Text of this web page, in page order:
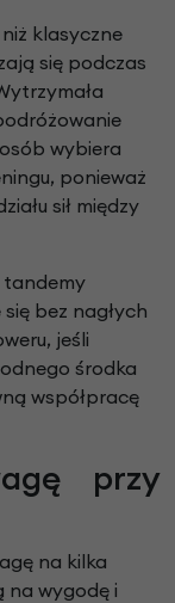
klasyczne
się podczas
wybiera
ponieważ
sił między
tandemy
bez nagłych
jeśli
środka
współpracę
przy
na kilka
na wygodę i